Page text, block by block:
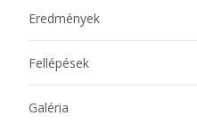
Eredmények
Fellépések
Galéria